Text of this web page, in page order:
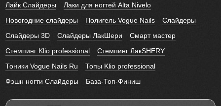
Лайк Слайдеры
Лаки для ногтей Alta Nivelo
Новогодние слайдеры
Полигель Vogue Nails
Слайдеры
Слайдеры 3D
Слайдеры ЛакШери
Смарт мастер
Стемпинг Klio professional
Стемпинг ЛакSHERY
Тоники Vogue Nails Ru
Топы Klio professional
Фэшн ногти Слайдеры
База-Топ-Финиш